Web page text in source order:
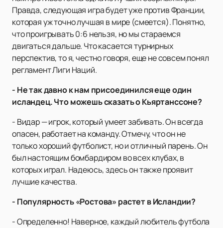
Правда, следующая игра будет уже против Франции,
которая уж точно лучшая в мире (смеется). Понятно,
что проигрывать 0:6 нельзя, но мы стараемся
двигаться дальше. Что касается турнирных
перспектив, то я, честно говоря, еще не совсем понял
регламент Лиги Наций.
- Не так давно к нам присоединился еще один
исландец. Что можешь сказать о Кьяртанссоне?
- Видар — игрок, который умеет забивать. Он всегда
опасен, работает на команду. Отмечу, что он не
только хороший футболист, но и отличный парень. Он
был настоящим бомбардиром во всех клубах, в
которых играл. Надеюсь, здесь он также проявит
лучшие качества.
- Популярность «Ростова» растет в Исландии?
- Определенно! Наверное, каждый любитель футбола